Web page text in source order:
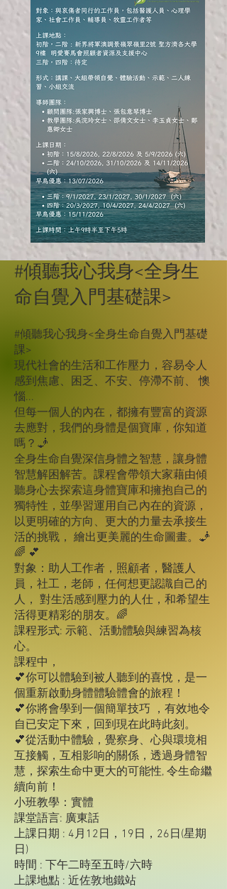
#傾聽我心我身<全身生
命自覺入門基礎課>
#傾聽我心我身<全身生命自覺入門基礎
課>
現代社會的生活和工作壓力，容易令人
感到焦慮、困乏、不安、停滯不前、 懊
惱...
但每一個人的內在，都擁有豐富的資源
去應對，我們的身體是個寶庫，你知道
嗎？🧞
全身生命自覺深信身體之智慧，讓身體
智慧解困解苦。課程會帶領大家藉由傾
聽身心去探索這身體寶庫和擁抱自己的
獨特性，並學習運用自己內在的資源，
以更明確的方向、更大的力量去承接生
活的挑戰， 繪出更美麗的生命圖畫。🧞
🌈 💕
對象：助人工作者，照顧者，醫護人
員，社工，老師，任何想更認識自己的
人， 對生活感到壓力的人仕，和希望生
活得更精彩的朋友。🌈
課程形式: 示範、活動體驗與練習為核
心。
課程中，
💕你可以體驗到被人聽到的喜悅，是一
個重新啟動身體體驗體會的旅程！
💕你將會學到一個簡單技巧 ，有效地令
自已安定下來，回到現在此時此刻。
💕從活動中體驗，覺察身、心與環境相
互接觸，互相影响的關係，透過身體智
慧，探索生命中更大的可能性, 令生命繼
續向前！
小班教學：實體
課堂語言: 廣東話
上課日期 : 4月12日，19日，26日(星期
日)
時間 : 下午二時至五時/六時
上課地點 : 近佐敦地鐵站